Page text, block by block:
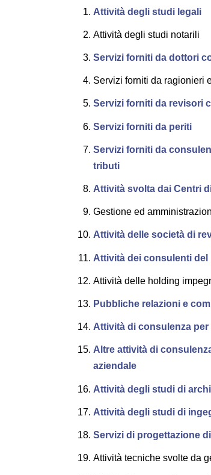
Attività degli studi legali
Attività degli studi notarili
Servizi forniti da dottori
Servizi forniti da ragionieri
Servizi forniti da revisori
Servizi forniti da periti
Servizi forniti da
tributi
Attività svolta dai Centri
Gestione ed
Attività delle società di
Attività dei consulenti del
Attività delle holding
Pubbliche relazioni e
Attività di consulenza
Altre attività di
aziendale
Attività degli studi di
Attività degli studi di
Servizi di progettazione
Attività tecniche svolte da